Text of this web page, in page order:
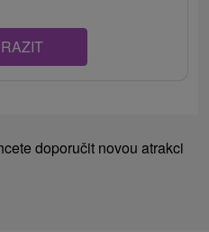
doporučit novou atrakci